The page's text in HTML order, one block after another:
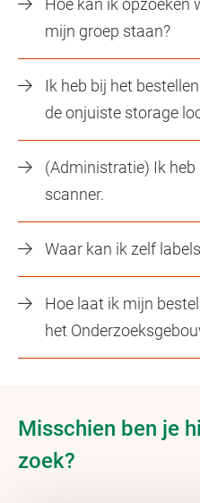
Hoe kan ik opzoeken
mijn groep staan?
Ik heb bij het
de onjuiste storage
(Administratie) Ik heb
scanner.
Waar kan ik zelf
Hoe laat ik mijn
het
Misschien ben je
zoek?